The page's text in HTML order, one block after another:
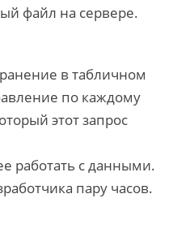
файл на сервере.
в табличном
по каждому
этот запрос
работать с данными.
пару часов.